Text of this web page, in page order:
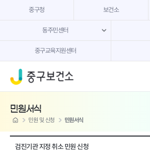
중구청 보건소
동주민센터
중구교육지원센터
민원서식
home 민원 및 신청 민원서식
검진기관 지정 취소 민원 신청